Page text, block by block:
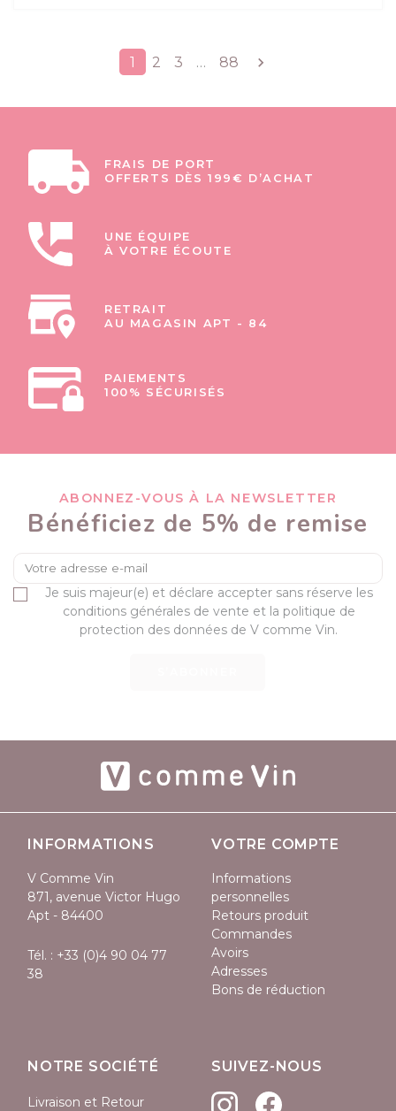
1 2 3 … 88 Suivant

FRAIS DE PORT
OFFERTS DÈS 199€ D’ACHAT
UNE ÉQUIPE
À VOTRE ÉCOUTE
RETRAIT
AU MAGASIN APT - 84
PAIEMENTS
100% SÉCURISÉS
ABONNEZ-VOUS À LA NEWSLETTER
Bénéficiez de 5% de remise
Je suis majeur(e) et déclare accepter sans réserve les
conditions générales de vente et la politique de
protection des données de V comme Vin.
INFORMATIONS
V Comme Vin
871, avenue Victor Hugo
Apt - 84400
Tél. : +33 (0)4 90 04 77
38
VOTRE COMPTE
Informations
personnelles
Retours produit
Commandes
Avoirs
Adresses
Bons de réduction
NOTRE SOCIÉTÉ
Livraison et Retour
SUIVEZ-NOUS